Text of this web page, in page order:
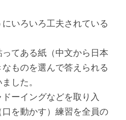
いろいろ工夫されている
てある紙（中文から日本
ものを選んで答えられる
した。
ーイングなどを取り入
を動かす）練習を全員の